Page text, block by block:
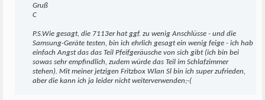
Gruß
C
P.S.Wie gesagt, die 7113er hat ggf. zu wenig Anschlüsse - und die
Samsung-Geräte testen, bin ich ehrlich gesagt ein wenig feige - ich hab
einfach Angst das das Teil Pfeifgeräusche von sich gibt (ich bin bei
sowas sehr empfindlich, zudem würde das Teil im Schlafzimmer
stehen). Mit meiner jetzigen Fritzbox Wlan Sl bin ich super zufrieden,
aber die kann ich ja leider nicht weiterverwenden;-(